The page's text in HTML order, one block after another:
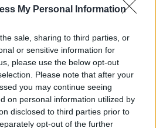
My Personal Information
sale, sharing to third parties, or
or sensitive information for
please use the below opt-out
Please note that after your
you may continue seeing
on personal information utilized by
disclosed to third parties prior to
opt-out of the further
Τρίγωνο, τηλ.:
εύκολα το μάτι σου,
μπροστά στην είσοδο